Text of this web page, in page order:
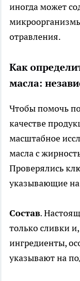
иногда может
отравления.
Как
масла:
Чтобы помочь
качестве
масштабное
масла с
Проверялись
указывающие на
Состав.
только сливки
ингредиенты,
указывают на